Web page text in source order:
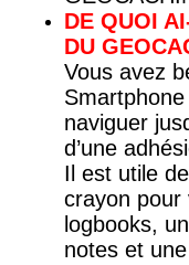
DE QUOI
DU
Vous avez
naviguer
d’une
Il est utile
crayon pour
logbooks,
notes et